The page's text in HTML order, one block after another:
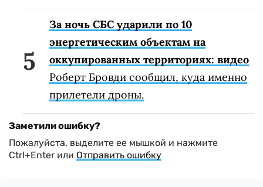
За ночь СБС ударили по 10
энергетическим объектам на
оккупированных территориях: видео
Роберт Бровди сообщил, куда именно
прилетели дроны.
Заметили ошибку?
Пожалуйста, выделите ее мышкой и нажмите
Ctrl+Enter или Отправить ошибку